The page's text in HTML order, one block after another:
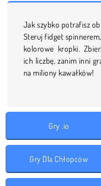
Jak szybko potrafisz
Steruj fidget
kolorowe kropki.
ich liczbę, zanim inni
na miliony kawałków!
Gry .io
Gry Dla Chłopców